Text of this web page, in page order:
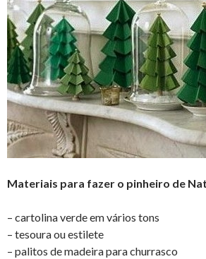
Materiais para fazer o pinheiro de
– cartolina verde em vários tons
– tesoura ou estilete
– palitos de madeira para churrasco